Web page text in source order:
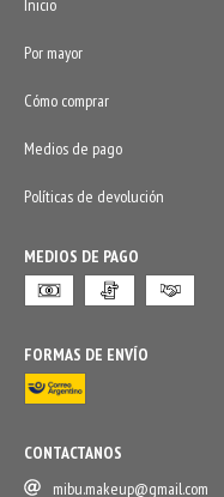
Inicio
Por mayor
Cómo comprar
Medios de pago
Políticas de devolución
MEDIOS DE PAGO
FORMAS DE ENVÍO
CONTACTANOS
mibu.makeup@gmail.com